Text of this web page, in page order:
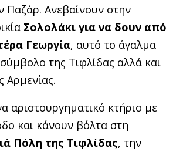
Παζάρ. Ανεβαίνουν στην
Σολολάκι για να δουν από
Γεωργία, αυτό το άγαλμα
της Τιφλίδας αλλά και
Αρμενίας.
αριστουργηματικό κτήριο με
και κάνουν βόλτα στη
Πόλη της Τιφλίδας, την